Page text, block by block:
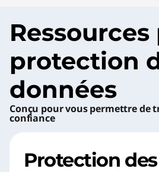
protection
données
Conçu pour vous permettre de
confiance
Protection